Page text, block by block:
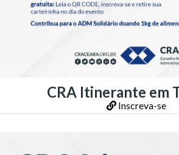
CRA Itinerante em
Inscreva-se